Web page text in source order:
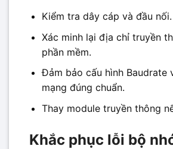
Kiểm tra dây cáp và đầu nối.
Xác minh lại địa chỉ truyền
phần mềm.
Đảm bảo cấu hình Baudrate
mạng đúng chuẩn.
Thay module truyền thông
Khắc phục lỗi bộ